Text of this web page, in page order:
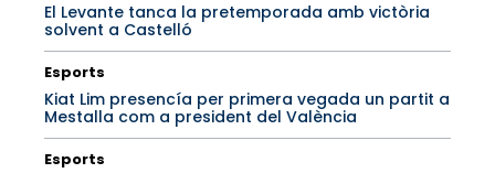
El Levante tanca la pretemporada amb victòria
solvent a Castelló
Esports
Kiat Lim presencía per primera vegada un partit a
Mestalla com a president del València
Esports